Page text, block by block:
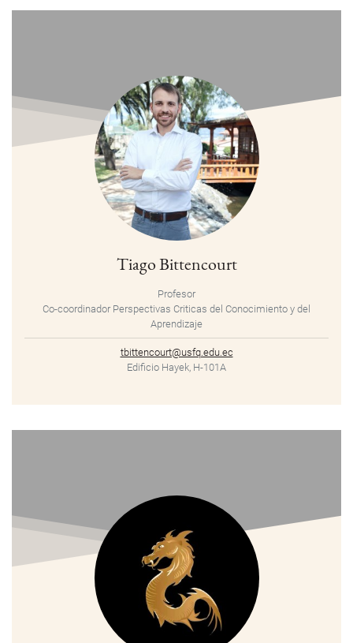
Tiago Bittencourt
Profesor
Co-coordinador Perspectivas Criticas del Conocimiento y del
Aprendizaje
tbittencourt@usfq.edu.ec
Edificio Hayek, H-101A